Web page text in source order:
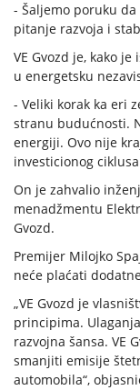
- Šaljemo poruku
pitanje razvoja i
VE Gvozd je, kako
u energetsku
- Veliki korak ka eri
stranu budućnosti.
energiji. Ovo nije
investicionog
On je zahvalio
menadžmentu
Gvozd.
Premijer Milojko
neće plaćati
„VE Gvozd je
principima.
razvojna šansa. VE
smanjiti emisije
automobila“,